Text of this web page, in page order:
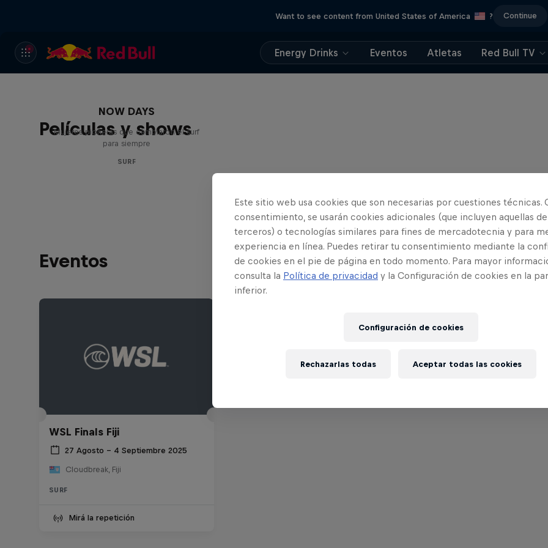
Want to see content from United States of America ? Continue
Energy Drinks Eventos Atletas Red Bull TV
Películas y shows
NOW DAYS
Mujeres pioneras que cambiaron el surf
para siempre
SURF
Eventos
WSL Finals Fiji
27 Agosto – 4 Septiembre 2025
Cloudbreak, Fiji
SURF
Mirá la repetición
Este sitio web usa cookies que son necesarias por cuestiones técnicas.
consentimiento, se usarán cookies adicionales (que incluyen aquellas de
terceros) o tecnologías similares para fines de mercadotecnia y para
experiencia en línea. Puedes retirar tu consentimiento mediante la
de cookies en el pie de página en todo momento. Para mayor
consulta la Política de privacidad y la Configuración de cookies en la
inferior.
Configuración de cookies
Rechazarlas todas Aceptar todas las cookies